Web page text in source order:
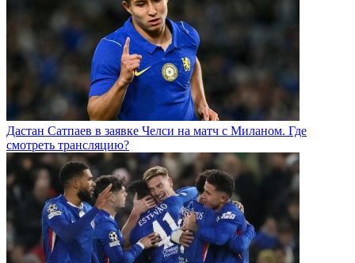
Дастан Сатпаев в заявке Челси на матч с Миланом. Где
смотреть трансляцию?